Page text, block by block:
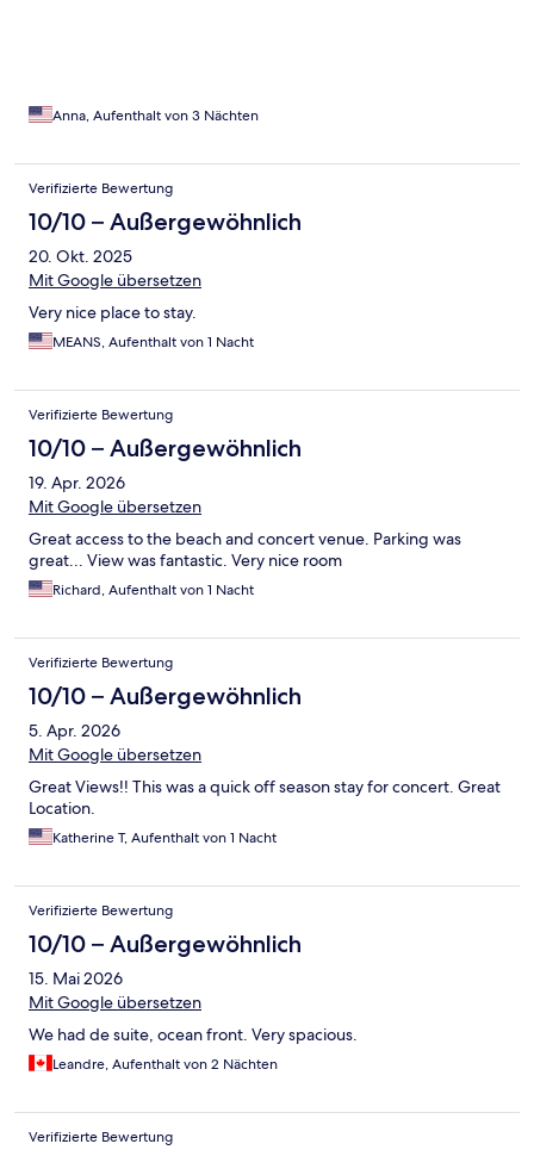
Anna, Aufenthalt von 3 Nächten
Verifizierte Bewertung
10/10 – Außergewöhnlich
20. Okt. 2025
Mit Google übersetzen
Very nice place to stay.
MEANS, Aufenthalt von 1 Nacht
Verifizierte Bewertung
10/10 – Außergewöhnlich
19. Apr. 2026
Mit Google übersetzen
Great access to the beach and concert venue. Parking was
great... View was fantastic. Very nice room
Richard, Aufenthalt von 1 Nacht
Verifizierte Bewertung
10/10 – Außergewöhnlich
5. Apr. 2026
Mit Google übersetzen
Great Views!! This was a quick off season stay for concert. Great
Location.
Katherine T, Aufenthalt von 1 Nacht
Verifizierte Bewertung
10/10 – Außergewöhnlich
15. Mai 2026
Mit Google übersetzen
We had de suite, ocean front. Very spacious.
Leandre, Aufenthalt von 2 Nächten
Verifizierte Bewertung